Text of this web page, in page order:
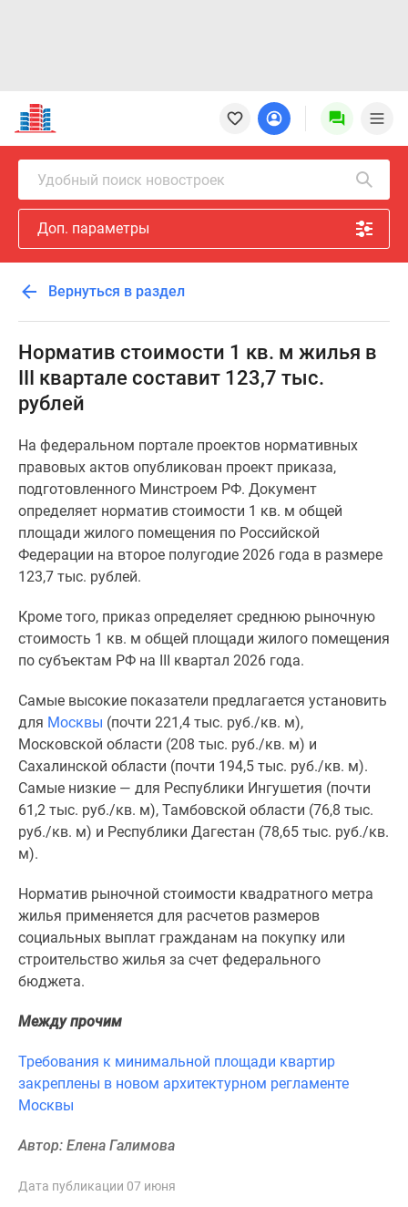
Новостройки
Квартиры
Ипотека
Новостройки
Москвы
Новостройки
Подмосковья
Новостройки
Москвы
Готовые
новостройки
Новостройки
карте
предложения
Коммерческие
помещения
Продавцы
застройщики
Панорамы
Видеообзор
новостроек
Экспертиза
новостроек
Экология
Москвы
Подмосковья
Студии
комнатные
комнатные
комнатные
Квартиры
Ипотечный
Семейная
ипотека
Военная
Банки
программы
Удобный поиск новостроек
Доп. параметры
Вернуться в раздел
Норматив стоимости 1 кв. м жилья в
III квартале составит 123,7 тыс.
рублей
На федеральном портале проектов нормативных
правовых актов опубликован проект приказа,
подготовленного Минстроем РФ. Документ
определяет норматив стоимости 1 кв. м общей
площади жилого помещения по Российской
Федерации на второе полугодие 2026 года в размере
123,7 тыс. рублей.
Кроме того, приказ определяет среднюю рыночную
стоимость 1 кв. м общей площади жилого помещения
по субъектам РФ на III квартал 2026 года.
Самые высокие показатели предлагается установить
для Москвы (почти 221,4 тыс. руб./кв. м),
Московской области (208 тыс. руб./кв. м) и
Сахалинской области (почти 194,5 тыс. руб./кв. м).
Самые низкие — для Республики Ингушетия (почти
61,2 тыс. руб./кв. м), Тамбовской области (76,8 тыс.
руб./кв. м) и Республики Дагестан (78,65 тыс. руб./кв.
м).
Норматив рыночной стоимости квадратного метра
жилья применяется для расчетов размеров
социальных выплат гражданам на покупку или
строительство жилья за счет федерального
бюджета.
Между прочим
Требования к минимальной площади квартир
закреплены в новом архитектурном регламенте
Москвы
Автор: Елена Галимова
Дата публикации 07 июня